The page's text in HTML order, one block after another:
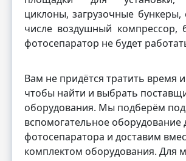
циклоны, загрузочные
числе воздушный компрессор,
фотосепаратор не будет
Вам не придётся тратить время
чтобы найти и выбрать
оборудования. Мы подберём
вспомогательное оборудование
фотосепаратора и доставим
комплектом оборудования. Для